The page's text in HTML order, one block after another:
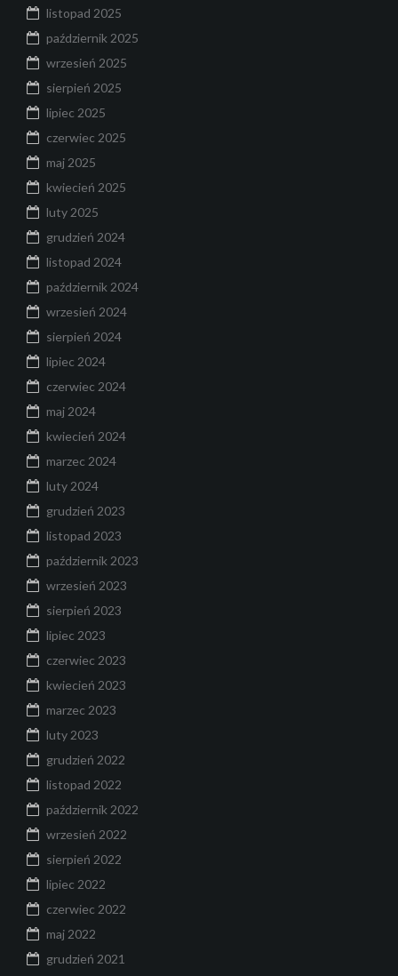
listopad 2025
październik 2025
wrzesień 2025
sierpień 2025
lipiec 2025
czerwiec 2025
maj 2025
kwiecień 2025
luty 2025
grudzień 2024
listopad 2024
październik 2024
wrzesień 2024
sierpień 2024
lipiec 2024
czerwiec 2024
maj 2024
kwiecień 2024
marzec 2024
luty 2024
grudzień 2023
listopad 2023
październik 2023
wrzesień 2023
sierpień 2023
lipiec 2023
czerwiec 2023
kwiecień 2023
marzec 2023
luty 2023
grudzień 2022
listopad 2022
październik 2022
wrzesień 2022
sierpień 2022
lipiec 2022
czerwiec 2022
maj 2022
grudzień 2021